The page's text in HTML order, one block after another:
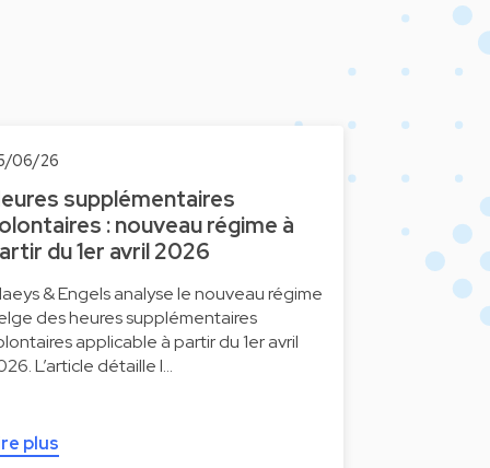
06/26
supplémentaires
: nouveau régime à
du 1er avril 2026
& Engels analyse le nouveau régime
des heures supplémentaires
applicable à partir du 1er avril
L’article détaille l…
plus